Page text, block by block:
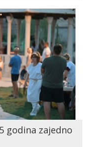
godina zajedno